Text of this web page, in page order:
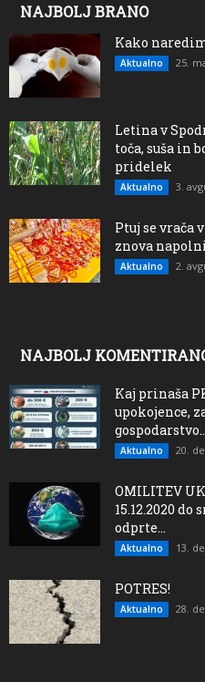
NAJBOLJ BRANO
Kako
Aktualno 25.
Letina v
toča, suša in
pridelek
Aktualno 3.
Ptuj se vrača
znova
Aktualno 2.
NAJBOLJ
Kaj prinaša
upokojence,
Aktualno 20.
OMILITEV
15.12.2020 do
odprte...
Aktualno 13.
POTRES!
Aktualno 28.